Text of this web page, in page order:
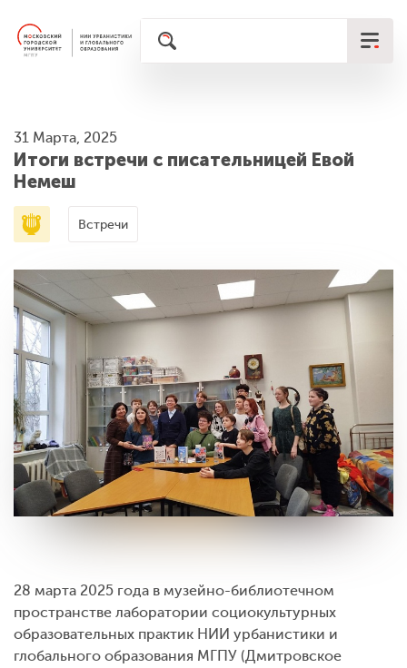
31 Марта, 2025
Итоги встречи с писательницей Евой
Немеш
Встречи
28 марта 2025 года в музейно-библиотечном
пространстве лаборатории социокультурных
образовательных практик НИИ урбанистики и
глобального образования МГПУ (Дмитровское